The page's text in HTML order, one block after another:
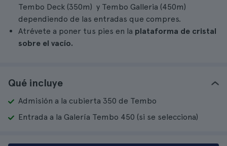
Tembo Deck (350m) y Tembo Galleria (450m)
dependiendo de las entradas que compres.
Atrévete a poner tus pies en la plataforma de cristal
sobre el vacío.
Qué incluye
Admisión a la cubierta 350 de Tembo
Entrada a la Galería Tembo 450 (si se selecciona)